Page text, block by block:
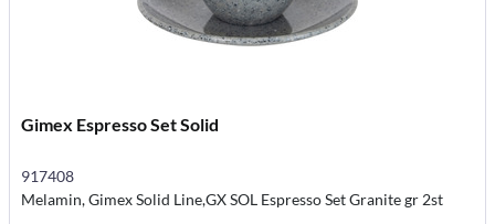
Gimex Espresso Set Solid
917408
Melamin, Gimex Solid Line,GX SOL Espresso Set Granite gr 2st